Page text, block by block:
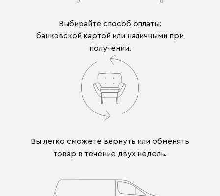
Выбирайте способ оплаты:
банковской картой или наличными при
получении.
Вы легко сможете вернуть или обменять
товар в течение двух недель.